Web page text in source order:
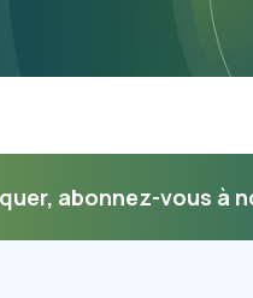
abonnez-vous à